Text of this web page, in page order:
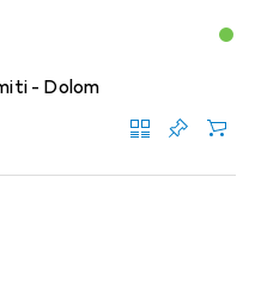
- Dolom